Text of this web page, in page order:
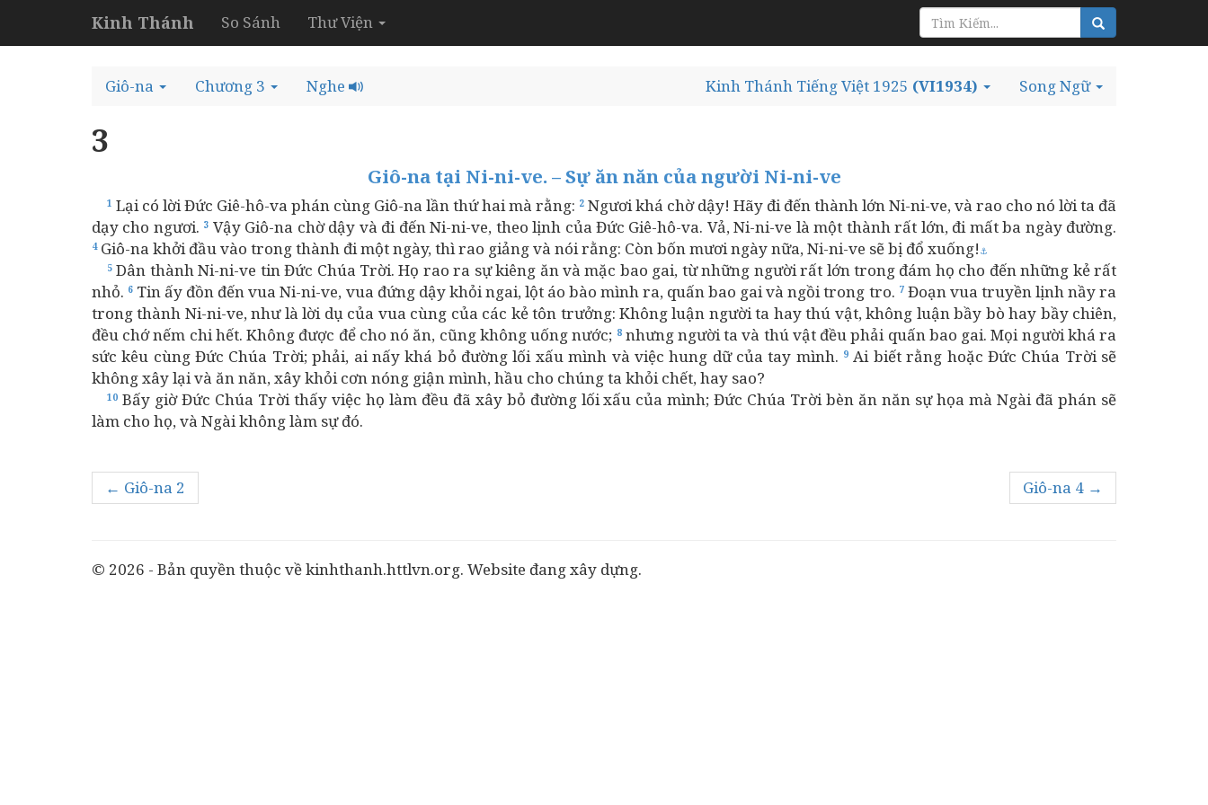
Kinh Thánh So Sánh Thư Viện
Giô-na Chương 3 Nghe Song Ngữ
Kinh Thánh Tiếng Việt 1925 (VI1934)
3
Giô-na tại Ni-ni-ve. – Sự ăn năn của người Ni-ni-ve
1 Lại có lời Đức Giê-hô-va phán cùng Giô-na lần thứ hai mà rằng: 2 Ngươi khá chờ dậy! Hãy đi đến thành lớn Ni-ni-ve, và rao cho nó lời ta đã
dạy cho ngươi. 3 Vậy Giô-na chờ dậy và đi đến Ni-ni-ve, theo lịnh của Đức Giê-hô-va. Vả, Ni-ni-ve là một thành rất lớn, đi mất ba ngày đường.
4Giô-na khởi đầu vào trong thành đi một ngày, thì rao giảng và nói rằng: Còn bốn mươi ngày nữa, Ni-ni-ve sẽ bị đổ xuống! ⚓
5 Dân thành Ni-ni-ve tin Đức Chúa Trời. Họ rao ra sự kiêng ăn và mặc bao gai, từ những người rất lớn trong đám họ cho đến những kẻ rất
nhỏ. 6 Tin ấy đồn đến vua Ni-ni-ve, vua đứng dậy khỏi ngai, lột áo bào mình ra, quấn bao gai và ngồi trong tro. 7Đoạn vua truyền lịnh nầy ra
trong thành Ni-ni-ve, như là lời dụ của vua cùng của các kẻ tôn trưởng: Không luận người ta hay thú vật, không luận bầy bò hay bầy chiên,
đều chớ nếm chi hết. Không được để cho nó ăn, cũng không uống nước; 8nhưng người ta và thú vật đều phải quấn bao gai. Mọi người khá ra
sức kêu cùng Đức Chúa Trời; phải, ai nấy khá bỏ đường lối xấu mình và việc hung dữ của tay mình. 9 Ai biết rằng hoặc Đức Chúa Trời sẽ
không xây lại và ăn năn, xây khỏi cơn nóng giận mình, hầu cho chúng ta khỏi chết, hay sao?
10 Bấy giờ Đức Chúa Trời thấy việc họ làm đều đã xây bỏ đường lối xấu của mình; Đức Chúa Trời bèn ăn năn sự họa mà Ngài đã phán sẽ
làm cho họ, và Ngài không làm sự đó.
← Giô-na 2 Giô-na 4 →
© 2026 - Bản quyền thuộc về kinhthanh.httlvn.org. Website đang xây dựng.